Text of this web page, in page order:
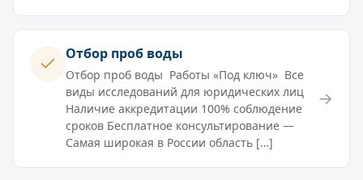
Отбор проб воды
Отбор проб воды Работы «Под ключ» Все
виды исследований для юридических лиц
Наличие аккредитации 100% соблюдение
сроков Бесплатное консультирование —
Самая широкая в России область […]
→